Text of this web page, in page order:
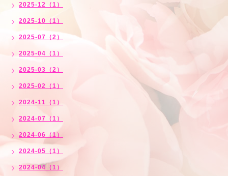
2025-12（1）
2025-10（1）
2025-07（2）
2025-04（1）
2025-03（2）
2025-02（1）
2024-11（1）
2024-07（1）
2024-06（1）
2024-05（1）
2024-04（1）